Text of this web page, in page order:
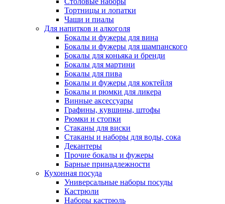
Тортницы и лопатки
Чаши и пиалы
Для напитков и алкоголя
Бокалы и фужеры для вина
Бокалы и фужеры для шампанского
Бокалы для коньяка и бренди
Бокалы для мартини
Бокалы для пива
Бокалы и фужеры для коктейля
Бокалы и рюмки для ликера
Винные аксессуары
Графины, кувшины, штофы
Рюмки и стопки
Стаканы для виски
Стаканы и наборы для воды, сока
Декантеры
Прочие бокалы и фужеры
Барные принадлежности
Кухонная посуда
Универсальные наборы посуды
Кастрюли
Наборы кастрюль